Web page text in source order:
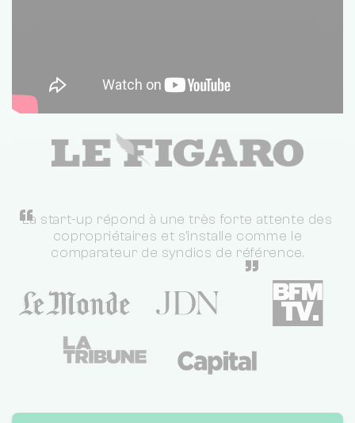
“
La start-up répond à une très forte attente des
copropriétaires et s'installe comme le
comparateur de syndics de référence.
”